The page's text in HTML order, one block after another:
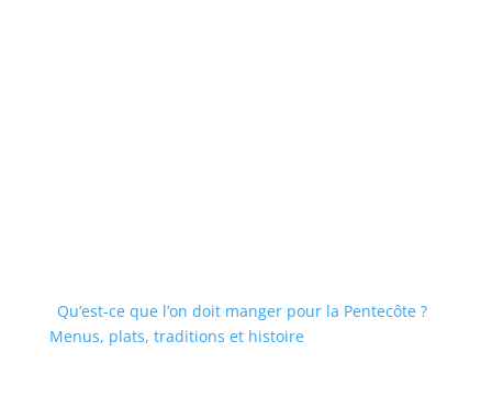
Qu’est-ce que l’on doit manger pour la Pentecôte ?
Menus, plats, traditions et histoire